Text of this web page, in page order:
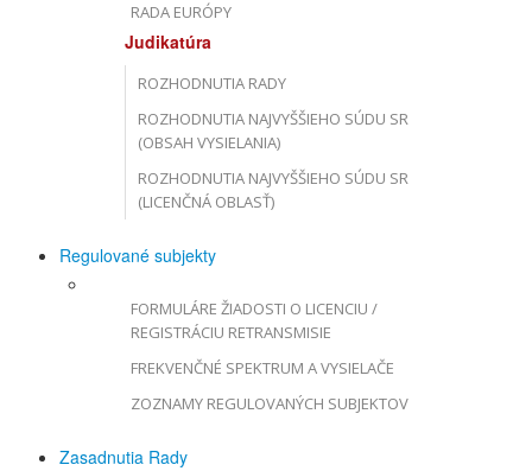
RADA EURÓPY
Judikatúra
ROZHODNUTIA RADY
ROZHODNUTIA NAJVYŠŠIEHO SÚDU SR
(OBSAH VYSIELANIA)
ROZHODNUTIA NAJVYŠŠIEHO SÚDU SR
(LICENČNÁ OBLASŤ)
Regulované subjekty
FORMULÁRE ŽIADOSTI O LICENCIU /
REGISTRÁCIU RETRANSMISIE
FREKVENČNÉ SPEKTRUM A VYSIELAČE
ZOZNAMY REGULOVANÝCH SUBJEKTOV
Zasadnutia Rady